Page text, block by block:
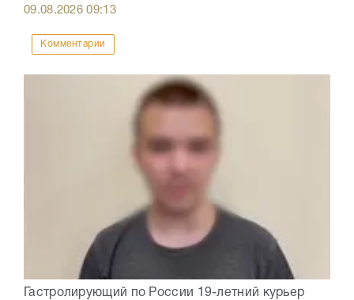
09.08.202609:13
Комментарии
Гастролирующий по России 19-летний курьер